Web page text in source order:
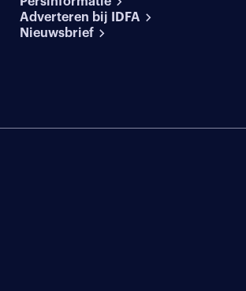
Adverteren bij IDFA
Nieuwsbrief